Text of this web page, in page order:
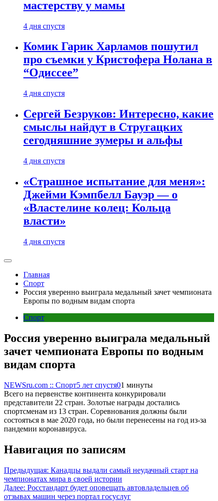
мастерству у мамы
4 дня спустя
Комик Гарик Харламов пошутил
про съемки у Кристофера Нолана в
“Одиссее”
4 дня спустя
Сергей Безруков: Интересно, какие
смыслы найдут в Стругацких
сегодняшние зумеры и альфы
4 дня спустя
«Страшное испытание для меня»:
Джейми Кэмпбелл Бауэр — о
«Властелине колец: Кольца
власти»
4 дня спустя
Главная
Спорт
Россия уверенно выиграла медальный зачет чемпионата
Европы по водным видам спорта
Спорт
Россия уверенно выиграла медальный
зачет чемпионата Европы по водным
видам спорта
NEWSru.com :: Спорт5 лет спустя01 минуты
Всего на первенстве континента конкурировали
представители 22 стран. Золотые награды достались
спортсменам из 13 стран. Соревнования должны были
состояться в мае 2020 года, но были перенесены на год из-за
пандемии коронавируса.
Навигация по записям
Предыдущая: Канадцы выдали самый неудачный старт на
чемпионатах мира в своей истории
Далее: Росстандарт будет оповещать автовладельцев об
отзывах машин через портал госуслуг